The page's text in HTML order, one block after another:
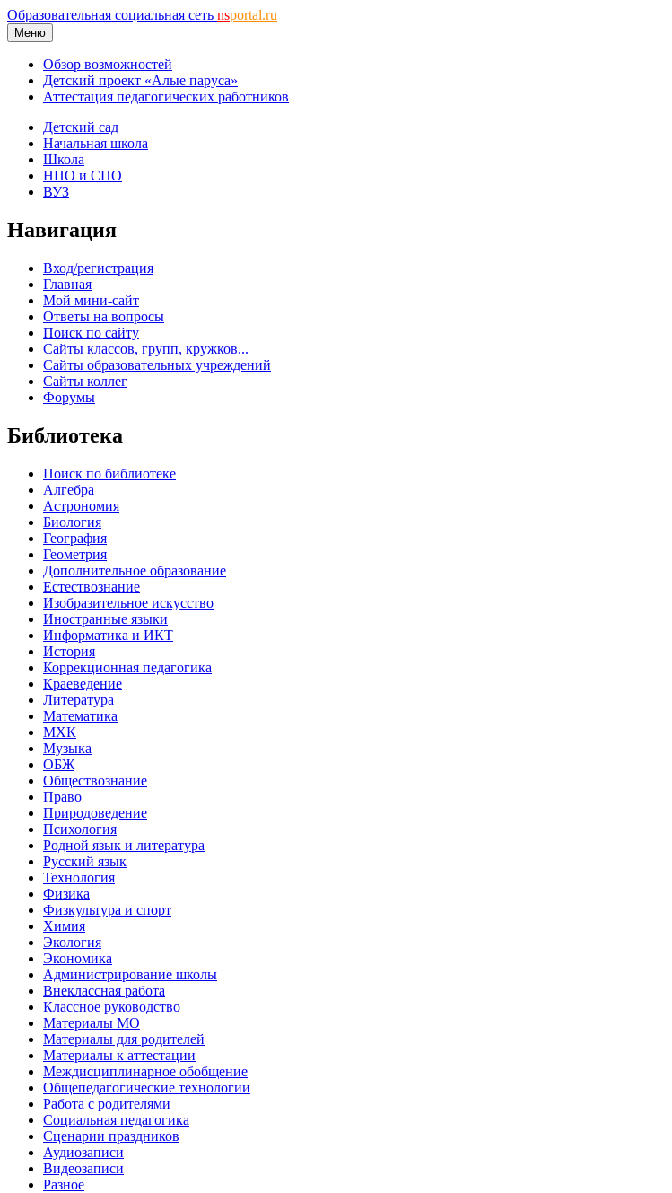
Образовательная социальная сеть nsportal.ru
Меню
Обзор возможностей
Детский проект «Алые паруса»
Аттестация педагогических работников
Детский сад
Начальная школа
Школа
НПО и СПО
ВУЗ
Навигация
Вход/регистрация
Главная
Мой мини-сайт
Ответы на вопросы
Поиск по сайту
Сайты классов, групп, кружков...
Сайты образовательных учреждений
Сайты коллег
Форумы
Библиотека
Поиск по библиотеке
Алгебра
Астрономия
Биология
География
Геометрия
Дополнительное образование
Естествознание
Изобразительное искусство
Иностранные языки
Информатика и ИКТ
История
Коррекционная педагогика
Краеведение
Литература
Математика
МХК
Музыка
ОБЖ
Обществознание
Право
Природоведение
Психология
Родной язык и литература
Русский язык
Технология
Физика
Физкультура и спорт
Химия
Экология
Экономика
Администрирование школы
Внеклассная работа
Классное руководство
Материалы МО
Материалы для родителей
Материалы к аттестации
Междисциплинарное обобщение
Общепедагогические технологии
Работа с родителями
Социальная педагогика
Сценарии праздников
Аудиозаписи
Видеозаписи
Разное